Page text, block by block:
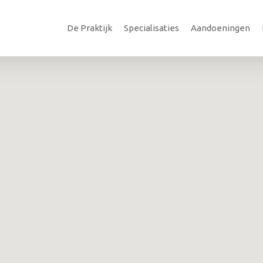
De Praktijk Specialisaties Aandoeningen